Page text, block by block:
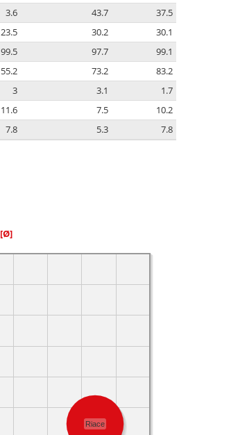
3.6 43.7
37.5
23.5 30.2
30.1
99.5 97.7
99.1
55.2 73.2
83.2
3 3.1
1.7
11.6 7.5
10.2
7.8 5.3 7.8
[Ø]
Riace